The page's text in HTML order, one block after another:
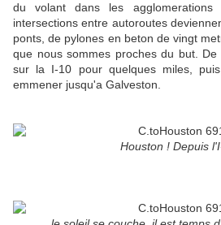
du volant dans les
intersections entre autoroutes
ponts, de pylones en beton de vingt
que nous sommes proches du but.
sur la I-10 pour quelques miles,
emmener jusqu'a Galveston.
Houston ! Depuis